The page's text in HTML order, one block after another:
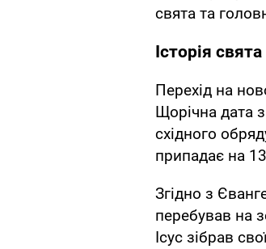
свята та
Історія
Перехід на
Щорічна дата
східного
припадає на
Згідно з
перебував на
Ісус зібрав